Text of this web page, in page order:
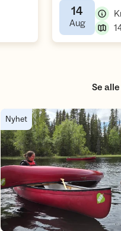
14
Aug,
Se
Vellykket kanokurs ved
Nyhet